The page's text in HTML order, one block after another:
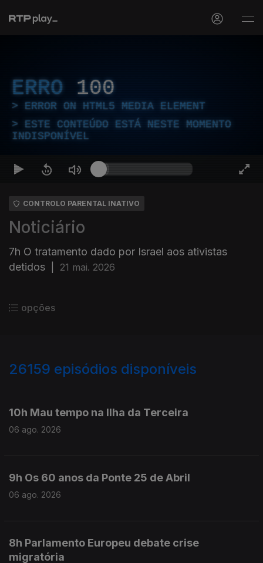
ERRO 100
ERROR ON HTML5 MEDIA ELEMENT
ESTE CONTEÚDO ESTÁ NESTE MOMENTO
INDISPONÍVEL
CONTROLO PARENTAL INATIVO
Noticiário
7h O tratamento dado por Israel aos ativistas
detidos
21 mai. 2026
opções
26159 episódios disponíveis
10h Mau tempo na Ilha da Terceira
06 ago. 2026
9h Os 60 anos da Ponte 25 de Abril
06 ago. 2026
8h Parlamento Europeu debate crise
migratória